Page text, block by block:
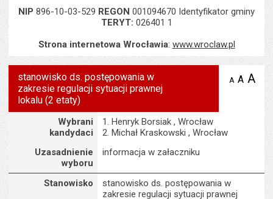
NIP 896-10-03-529 REGON 001094670 Identyfikator gminy
TERYT: 026401 1
Strona internetowa Wrocławia: www.wroclaw.pl
stanowisko ds. postępowania w
zakresie regulacji sytuacji prawnej
lokalu (2 etaty)
A zmniejsz
A A
Uzasadnienie wyboru
Wybrani
kandydaci
1. Henryk Borsiak , Wrocław
2. Michał Kraskowski , Wrocław
Uzasadnienie
wyboru
informacja w załaczniku
SzczegółyStanowisko
stanowisko ds. postępowania w
zakresie regulacji sytuacji prawnej